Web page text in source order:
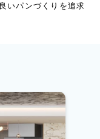
いパンづくりを追求